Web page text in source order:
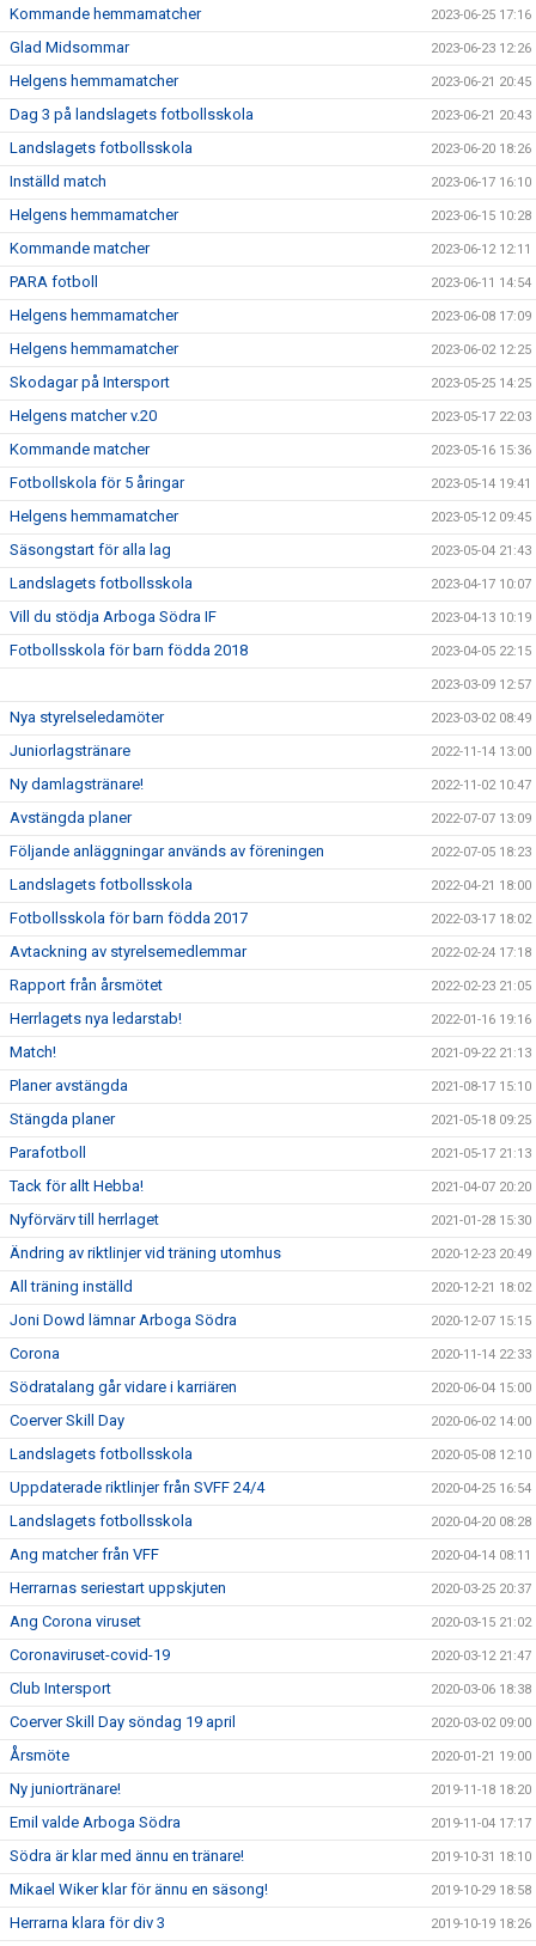
Kommande hemmamatcher 2023-06-25 17:16
Glad Midsommar 2023-06-23 12:26
Helgens hemmamatcher 2023-06-21 20:45
Dag 3 på landslagets fotbollsskola 2023-06-21 20:43
Landslagets fotbollsskola 2023-06-20 18:26
Inställd match 2023-06-17 16:10
Helgens hemmamatcher 2023-06-15 10:28
Kommande matcher 2023-06-12 12:11
PARA fotboll 2023-06-11 14:54
Helgens hemmamatcher 2023-06-08 17:09
Helgens hemmamatcher 2023-06-02 12:25
Skodagar på Intersport 2023-05-25 14:25
Helgens matcher v.20 2023-05-17 22:03
Kommande matcher 2023-05-16 15:36
Fotbollskola för 5 åringar 2023-05-14 19:41
Helgens hemmamatcher 2023-05-12 09:45
Säsongstart för alla lag 2023-05-04 21:43
Landslagets fotbollsskola 2023-04-17 10:07
Vill du stödja Arboga Södra IF 2023-04-13 10:19
Fotbollsskola för barn födda 2018 2023-04-05 22:15
2023-03-09 12:57
Nya styrelseledamöter 2023-03-02 08:49
Juniorlagstränare 2022-11-14 13:00
Ny damlagstränare! 2022-11-02 10:47
Avstängda planer 2022-07-07 13:09
Följande anläggningar används av föreningen 2022-07-05 18:23
Landslagets fotbollsskola 2022-04-21 18:00
Fotbollsskola för barn födda 2017 2022-03-17 18:02
Avtackning av styrelsemedlemmar 2022-02-24 17:18
Rapport från årsmötet 2022-02-23 21:05
Herrlagets nya ledarstab! 2022-01-16 19:16
Match! 2021-09-22 21:13
Planer avstängda 2021-08-17 15:10
Stängda planer 2021-05-18 09:25
Parafotboll 2021-05-17 21:13
Tack för allt Hebba! 2021-04-07 20:20
Nyförvärv till herrlaget 2021-01-28 15:30
Ändring av riktlinjer vid träning utomhus 2020-12-23 20:49
All träning inställd 2020-12-21 18:02
Joni Dowd lämnar Arboga Södra 2020-12-07 15:15
Corona 2020-11-14 22:33
Södratalang går vidare i karriären 2020-06-04 15:00
Coerver Skill Day 2020-06-02 14:00
Landslagets fotbollsskola 2020-05-08 12:10
Uppdaterade riktlinjer från SVFF 24/4 2020-04-25 16:54
Landslagets fotbollsskola 2020-04-20 08:28
Ang matcher från VFF 2020-04-14 08:11
Herrarnas seriestart uppskjuten 2020-03-25 20:37
Ang Corona viruset 2020-03-15 21:02
Coronaviruset-covid-19 2020-03-12 21:47
Club Intersport 2020-03-06 18:38
Coerver Skill Day söndag 19 april 2020-03-02 09:00
Årsmöte 2020-01-21 19:00
Ny juniortränare! 2019-11-18 18:20
Emil valde Arboga Södra 2019-11-04 17:17
Södra är klar med ännu en tränare! 2019-10-31 18:10
Mikael Wiker klar för ännu en säsong! 2019-10-29 18:58
Herrarna klara för div 3 2019-10-19 18:26